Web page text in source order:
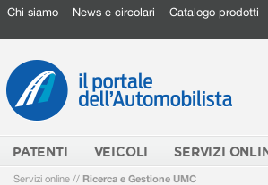
Chi siamo News e circolari Catalogo prodotti
PATENTI VEICOLI SERVIZI
Servizi online // Ricerca e Gestione UMC